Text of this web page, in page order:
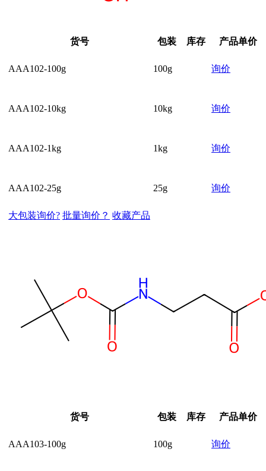
货号 包装 库存 产品单价
AAA102-100g 100g 询价
AAA102-10kg 10kg 询价
AAA102-1kg 1kg 询价
AAA102-25g 25g 询价
大包装询价? 批量询价？ 收藏产品
货号 包装 库存 产品单价
AAA103-100g 100g 询价